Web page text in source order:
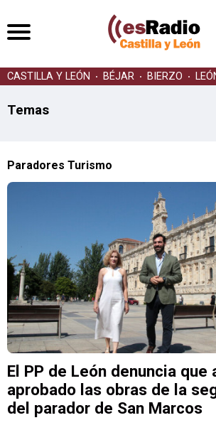
CASTILLA Y LEÓN BÉJAR BIERZO
Temas
Paradores Turismo
El PP de León denuncia que
aprobado las obras de la
del parador de San Marcos